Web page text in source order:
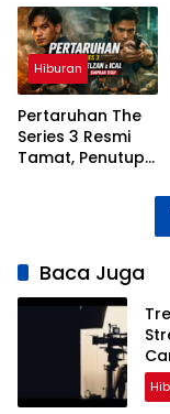
Teknologi, dan
Perubahan Cara
Menonton
Hiburan
Pertaruhan The
Series 3 Resmi
Tamat, Penutup
Baca Juga